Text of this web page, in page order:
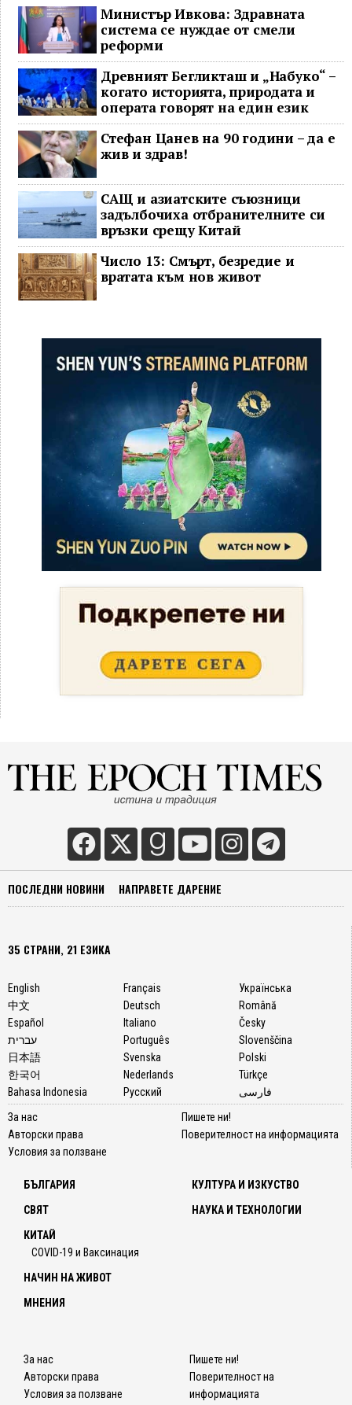
Министър Ивкова: Здравната
система се нуждае от смели
реформи
Древният Бегликташ и „Набуко“ –
когато историята, природата и
операта говорят на един език
Стефан Цанев на 90 години – да е
жив и здрав!
САЩ и азиатските съюзници
задълбочиха отбранителните си
връзки срещу Китай
Число 13: Смърт, безредие и
вратата към нов живот
ПОСЛЕДНИ НОВИНИ НАПРАВЕТЕ ДАРЕНИЕ
35 СТРАНИ, 21 ЕЗИКА
English
中文
Español
עברית
日本語
한국어
Bahasa Indonesia
Français
Deutsch
Italiano
Português
Svenska
Nederlands
Русский
Українська
Română
Česky
Slovenščina
Polski
Türkçe
فارسی
За нас
Авторски права
Условия за ползване
Пишете ни!
Поверителност на информацията
БЪЛГАРИЯ
СВЯТ
КИТАЙ
COVID-19 и Ваксинация
КУЛТУРА И ИЗКУСТВО
НАУКА И ТЕХНОЛОГИИ
НАЧИН НА ЖИВОТ
МНЕНИЯ
За нас
Авторски права
Условия за ползване
Пишете ни!
Поверителност на
информацията